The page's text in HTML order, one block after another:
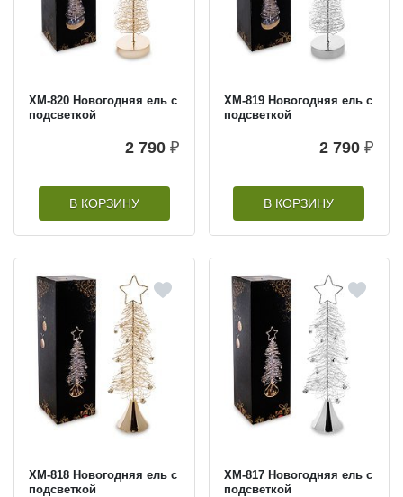
XM-820 Новогодняя ель с
подсветкой
2 790 ₽
В КОРЗИНУ
XM-819 Новогодняя ель с
подсветкой
2 790 ₽
В КОРЗИНУ
XM-818 Новогодняя ель с
подсветкой
XM-817 Новогодняя ель с
подсветкой